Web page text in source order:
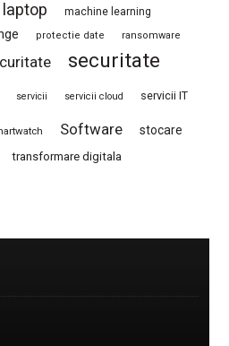
laptop machine learning
protectie date ransomware
securitate
servicii servicii cloud servicii IT
Software stocare
transformare digitala